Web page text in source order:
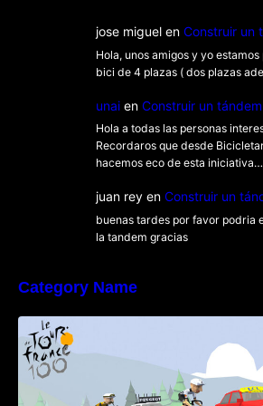
jose miguelen Construir un
Hola, unos amigos y yo
bici de 4 plazas ( dos plazas
unaien Construir un
Hola a todas las personas
Recordaros que desde
hacemos eco de esta iniciativa…
juan reyen Construir un
buenas tardes por favor podria
la tandem gracias
Category Name